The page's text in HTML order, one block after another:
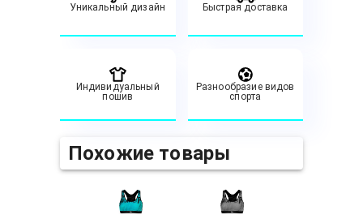
Уникальный дизайн Быстрая доставка
Индивидуальный
пошив
Разнообразие видов
спорта
Похожие товары